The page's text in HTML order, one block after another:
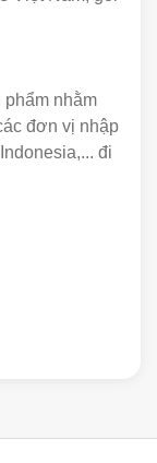
nhằm
đơn vị nhập
đi